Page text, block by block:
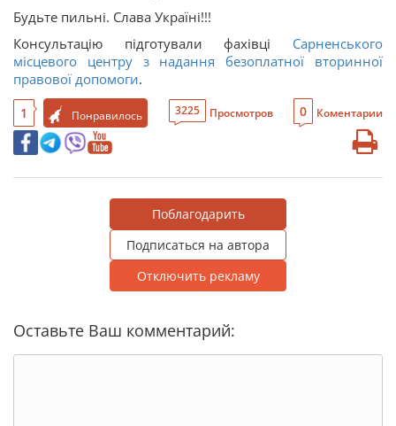
Будьте пильні. Слава Україні!!!
Консультацію підготували фахівці Сарненського
місцевого центру з надання безоплатної вторинної
правової допомоги.
1 Понравилось 3225 Просмотров 0 Коментарии
Поблагодарить
Подписаться на автора
Отключить рекламу
Оставьте Ваш комментарий: